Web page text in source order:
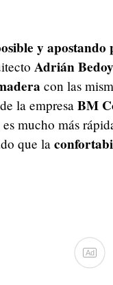
y apostando
Adrián
con las
la empresaBM
mucho más
que la
Ad